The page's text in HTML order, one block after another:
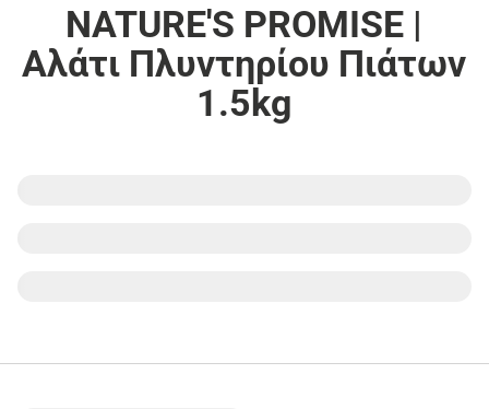
NATURE'S PROMISE |
Αλάτι Πλυντηρίου Πιάτων
1.5kg